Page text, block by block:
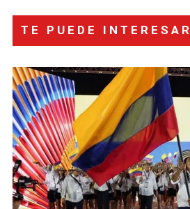
TE PUEDE INTERESAR